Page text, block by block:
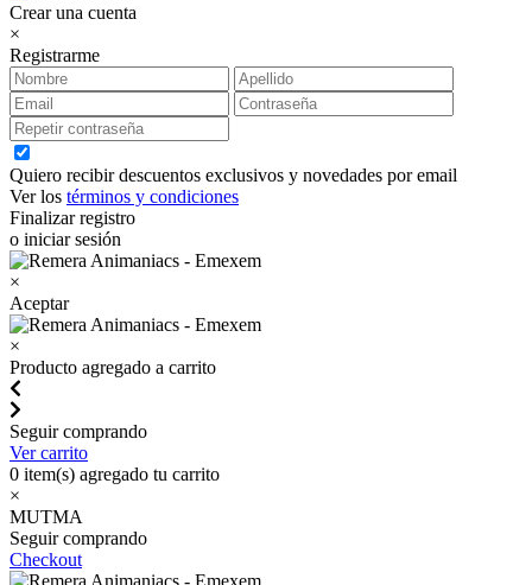
Crear una cuenta
×
Registrarme
Quiero recibir descuentos exclusivos y novedades por email
Ver los términos y condiciones
Finalizar registro
o iniciar sesión
×
Aceptar
×
Producto agregado a carrito
Seguir comprando
Ver carrito
0 item(s) agregado tu carrito
×
MUTMA
Seguir comprando
Checkout